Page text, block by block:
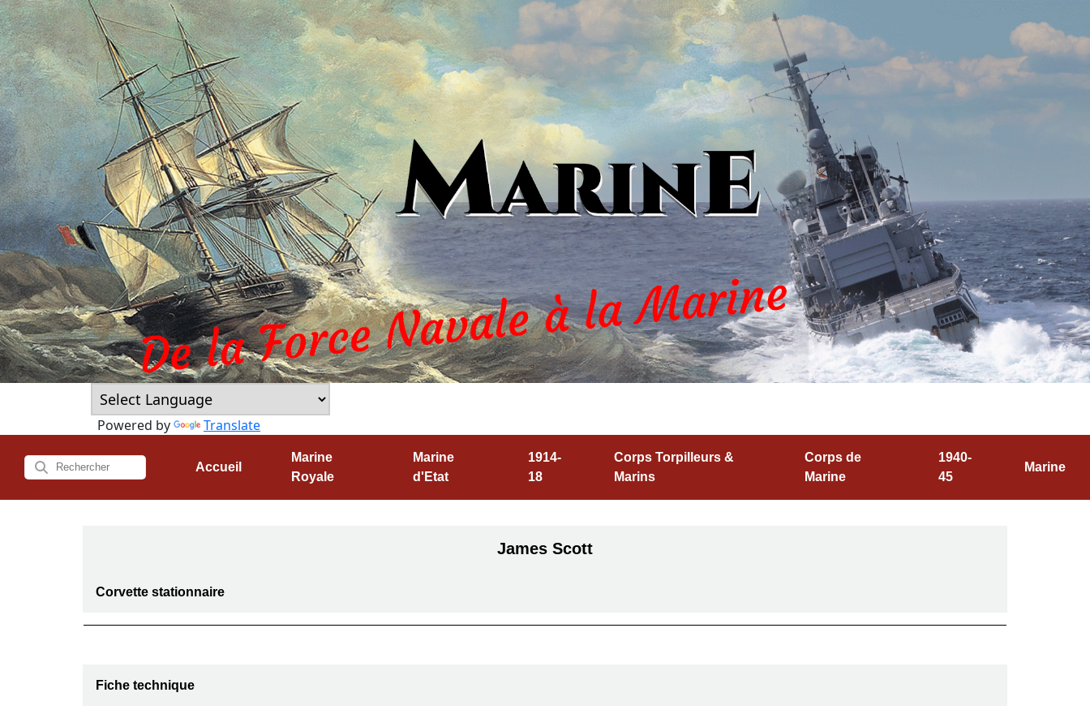
Powered by Translate
Accueil
Marine
Royale
Marine
d'Etat
1914-
18
Corps Torpilleurs &
Marins
Corps de
Marine
1940-
45
Marine
James Scott
Corvette stationnaire
Fiche technique